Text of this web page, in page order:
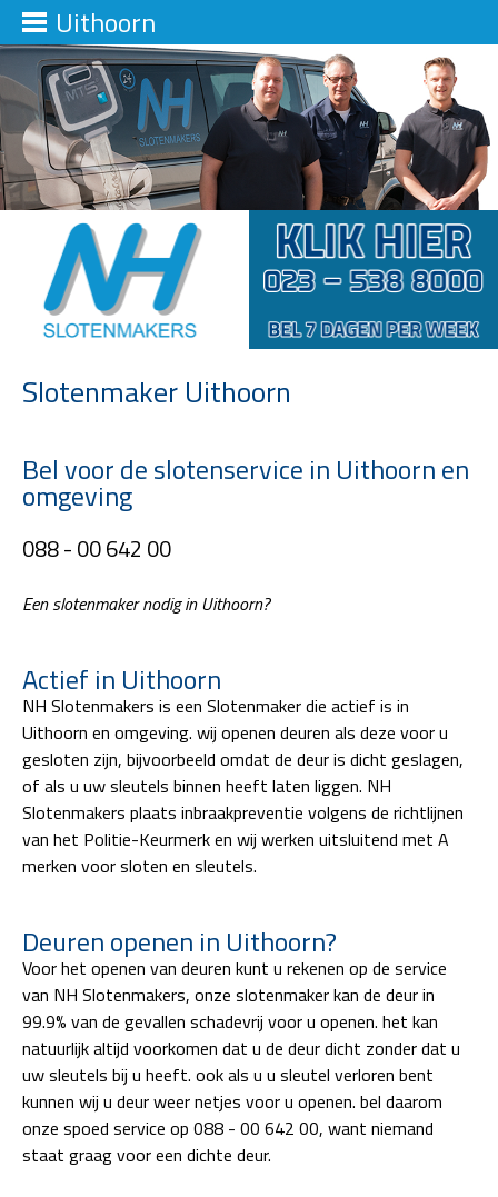
Uithoorn
Slotenmaker Uithoorn
Bel voor de slotenservice in Uithoorn en
omgeving
088 - 00 642 00
Een slotenmaker nodig in Uithoorn?
Actief in Uithoorn
NH Slotenmakers is een Slotenmaker die actief is in
Uithoorn en omgeving. wij openen deuren als deze voor u
gesloten zijn, bijvoorbeeld omdat de deur is dicht geslagen,
of als u uw sleutels binnen heeft laten liggen. NH
Slotenmakers plaats inbraakpreventie volgens de richtlijnen
van het Politie-Keurmerk en wij werken uitsluitend met A
merken voor sloten en sleutels.
Deuren openen in Uithoorn?
Voor het openen van deuren kunt u rekenen op de service
van NH Slotenmakers, onze slotenmaker kan de deur in
99.9% van de gevallen schadevrij voor u openen. het kan
natuurlijk altijd voorkomen dat u de deur dicht zonder dat u
uw sleutels bij u heeft. ook als u u sleutel verloren bent
kunnen wij u deur weer netjes voor u openen. bel daarom
onze spoed service op 088 - 00 642 00, want niemand
staat graag voor een dichte deur.